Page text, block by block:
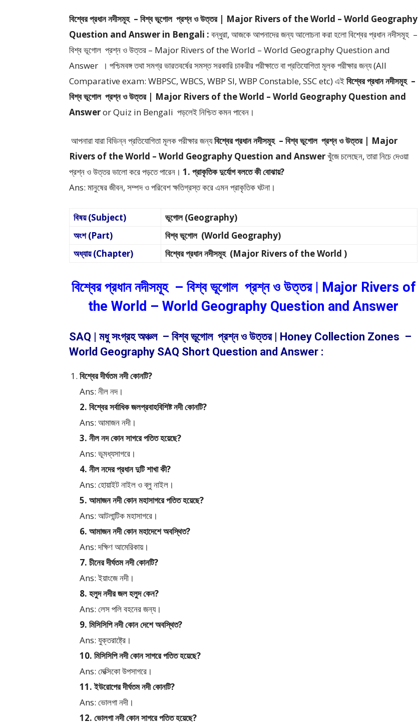
বিশ্বের প্রধান নদীসমূহ – বিশ্ব ভূগোল প্রশ্ন ও উত্তর | Major Rivers of the World – World Geography
Question and Answer in Bengali : বন্ধুরা, আজকে আপনাদের জন্য আলোচনা করা হলো বিশ্বের প্রধান নদীসমূহ –
বিশ্ব ভূগোল প্রশ্ন ও উত্তর – Major Rivers of the World – World Geography Question and
Answer । পশ্চিমবঙ্গ তথা সমগ্র ভারতবর্ষের সমস্ত সরকারি চাকরীর পরীক্ষাতে বা প্রতিযোগিতা মূলক পরীক্ষার জন্য (All
Comparative exam: WBPSC, WBCS, WBP SI, WBP Constable, SSC etc) এইবিশ্বের প্রধান নদীসমূহ –
বিশ্ব ভূগোল প্রশ্ন ও উত্তর | Major Rivers of the World – World Geography Question and
Answeror Quiz in Bengali পড়লেই নিশ্চিত কমন পাবেন।
আপনারা যারা বিভিন্ন প্রতিযোগিতা মূলক পরীক্ষার জন্যবিশ্বের প্রধান নদীসমূহ – বিশ্ব ভূগোল প্রশ্ন ও উত্তর | Major
Rivers of the World – World Geography Question and Answerখুঁজে চলেছেন, তারা নিচে দেওয়া
প্রশ্ন ও উত্তর ভালো করে পড়তে পারেন। 1. প্রাকৃতিক দুর্যোগ বলতে কী বোঝায়?
Ans: মানুষের জীবন, সম্পদ ও পরিবেশ ক্ষতিগ্রস্ত করে এমন প্রাকৃতিক ঘটনা।
বিষয় (Subject)
ভূগোল (Geography)
অংশ (Part)
বিশ্ব ভূগোল (World Geography)
অধ্যায় (Chapter)
বিশ্বের প্রধান নদীসমূহ (Major Rivers of the World )
বিশ্বের প্রধান নদীসমূহ – বিশ্ব ভূগোল প্রশ্ন ও উত্তর | Major Rivers of
the World – World Geography Question and Answer
SAQ | মধু সংগ্রহ অঞ্চল – বিশ্ব ভূগোল প্রশ্ন ও উত্তর | Honey Collection Zones –
World Geography SAQ Short Question and Answer :
বিশ্বের দীর্ঘতম নদী কোনটি?
Ans: নীল নদ।
2. বিশ্বের সর্বাধিক জলপ্রবাহবিশিষ্ট নদী কোনটি?
Ans: আমাজন নদী।
3. নীল নদ কোন সাগরে পতিত হয়েছে?
Ans: ভূমধ্যসাগরে।
4. নীল নদের প্রধান দুটি শাখা কী?
Ans: হোয়াইট নাইল ও ব্লু নাইল।
5. আমাজন নদী কোন মহাসাগরে পতিত হয়েছে?
Ans: আটলান্টিক মহাসাগরে।
6. আমাজন নদী কোন মহাদেশে অবস্থিত?
Ans: দক্ষিণ আমেরিকায়।
7. চীনের দীর্ঘতম নদী কোনটি?
Ans: ইয়াংজে নদী।
8. হলুদ নদীর জল হলুদ কেন?
Ans: লেস পলি বহনের জন্য।
9. মিসিসিপি নদী কোন দেশে অবস্থিত?
Ans: যুক্তরাষ্ট্রে।
10. মিসিসিপি নদী কোন সাগরে পতিত হয়েছে?
Ans: মেক্সিকো উপসাগরে।
11. ইউরোপের দীর্ঘতম নদী কোনটি?
Ans: ভোলগা নদী।
12. ভোলগা নদী কোন সাগরে পতিত হয়েছে?